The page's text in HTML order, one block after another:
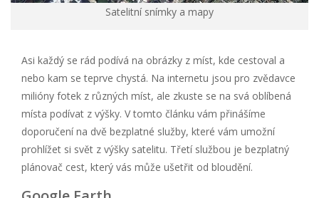
Satelitní snímky a mapy
Asi každý se rád podívá na obrázky z míst, kde cestoval a
nebo kam se teprve chystá. Na internetu jsou pro zvědavce
milióny fotek z různých míst, ale zkuste se na svá oblíbená
místa podívat z výšky. V tomto článku vám přinášíme
doporučení na dvě bezplatné služby, které vám umožní
prohlížet si svět z výšky satelitu. Třetí službou je bezplatný
plánovač cest, který vás může ušetřit od bloudění.